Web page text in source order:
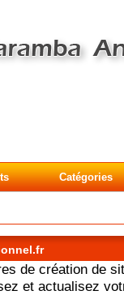
Catégories
de création de
et actualisez